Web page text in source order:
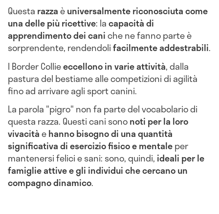
Questa razzaèuniversalmente riconosciuta come
una delle più ricettive: lacapacità di
apprendimento dei caniche ne fanno parte è
sorprendente, rendendolifacilmente addestrabili.
I Border Collieeccellono in varie attività, dalla
pastura del bestiame alle competizioni di agilità
fino ad arrivare agli sport canini.
La parola "pigro" non fa parte del vocabolario di
questa razza. Questi cani sononoti per la loro
vivacitàehanno bisogno di una quantità
significativa di esercizio fisico e mentaleper
mantenersi felici e sani: sono, quindi, ideali per le
famiglie attive e gli individui che cercano un
compagno dinamico.